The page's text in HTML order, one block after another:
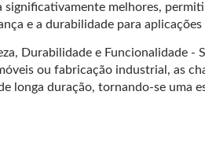
significativamente melhores,
e a durabilidade para
Durabilidade e Funcionalidade -
ou fabricação industrial, as
longa duração, tornando-se uma
Chapa Acrílica